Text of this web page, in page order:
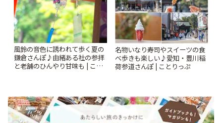
風鈴の音色に誘われて歩く夏の
鎌倉さんぽ♪由緒ある社の参拝
と老舗のひんやり甘味も | こと
名物いなり寿司やスイーツの食
べ歩きも楽しい♪愛知・豊川稲
荷参道さんぽ | ことりっぷ